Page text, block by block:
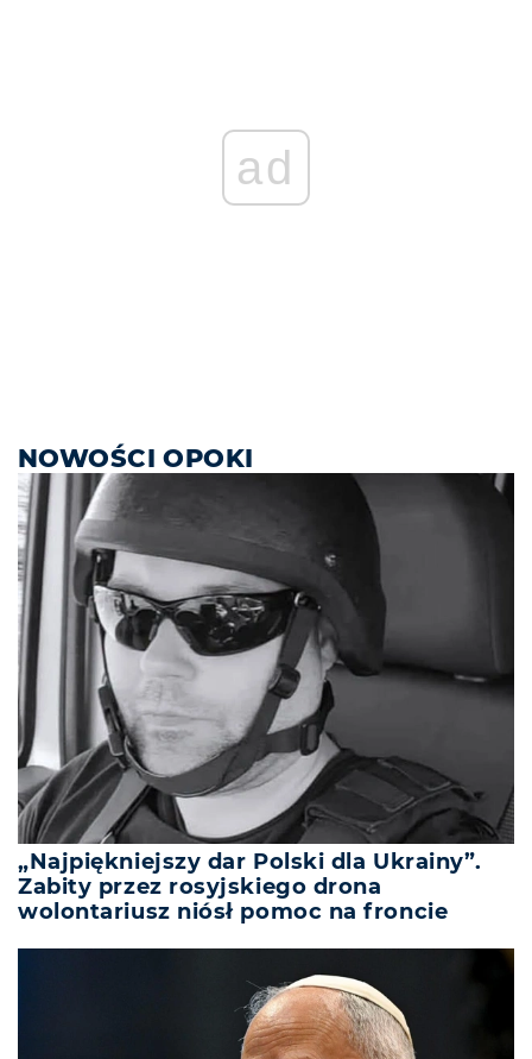
ad
NOWOŚCI OPOKI
„Najpiękniejszy dar Polski dla Ukrainy”.
Zabity przez rosyjskiego drona
wolontariusz niósł pomoc na froncie